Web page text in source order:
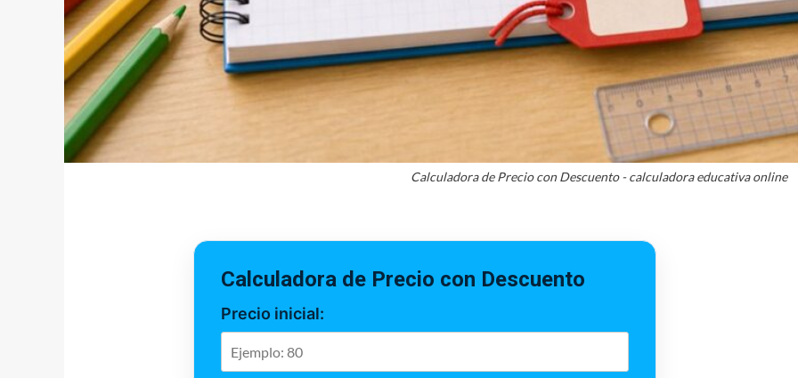
Calculadora de Precio con Descuento - calculadora educativa online
Calculadora de Precio con Descuento
Precio inicial: